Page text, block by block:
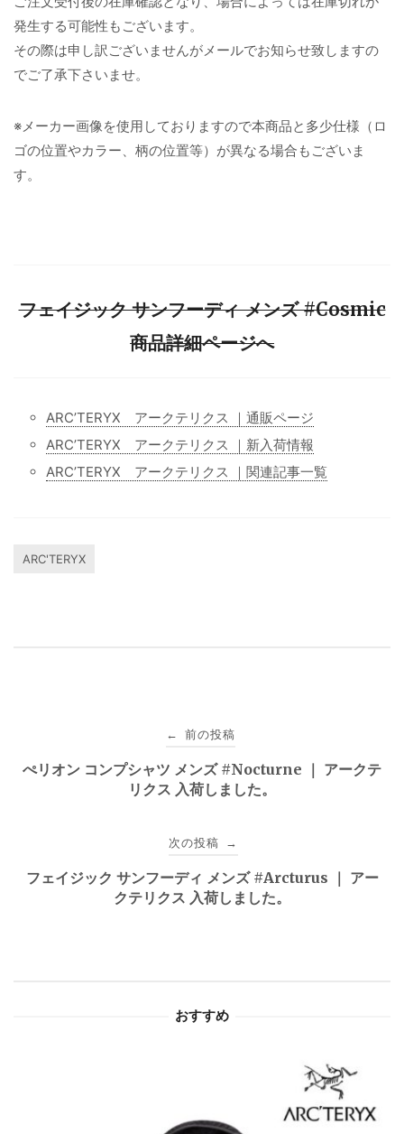
発生する可能性もございます。
その際は申し訳ございませんがメールでお知らせ致しますの
でご了承下さいませ。
※メーカー画像を使用しておりますので本商品と多少仕様（ロ
ゴの位置やカラー、柄の位置等）が異なる場合もございま
す。
フェイジック サンフーディ メンズ #Cosmic
商品詳細ページへ
ARC’TERYX アークテリクス ｜通販ページ
ARC’TERYX アークテリクス ｜新入荷情報
ARC’TERYX アークテリクス ｜関連記事一覧
ARC'TERYX
稿
ゲ
← 前の投稿
ぺリオン コンプシャツ メンズ #Nocturne ｜ アークテ
リクス 入荷しました。
次の投稿 →
フェイジック サンフーディ メンズ #Arcturus ｜ アー
クテリクス 入荷しました。
おすすめ